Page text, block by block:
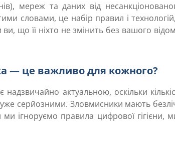
мереж та даних від
словами, це набір правил і
ви, що її ніхто не змінить без вашого
— це важливо для кожного?
надзвичайно актуальною, оскільки
серйозними. Зловмисники мають
ми ігноруємо правила цифрової гігієни,